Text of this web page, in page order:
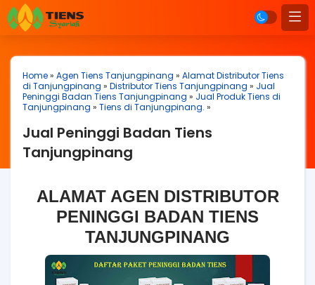
Home» Agen Tiens Tanjungpinang » Alamat Distributor Tiens
di Tanjungpinang » Distributor Tiens Tanjungpinang » Jual
Peninggi Badan Tiens Tanjungpinang » Jual Produk Tiens di
Tanjungpinang » Tiens di Tanjungpinang. »
Jual Peninggi Badan Tiens
Tanjungpinang
ALAMAT AGEN DISTRIBUTOR
PENINGGI BADAN TIENS
TANJUNGPINANG